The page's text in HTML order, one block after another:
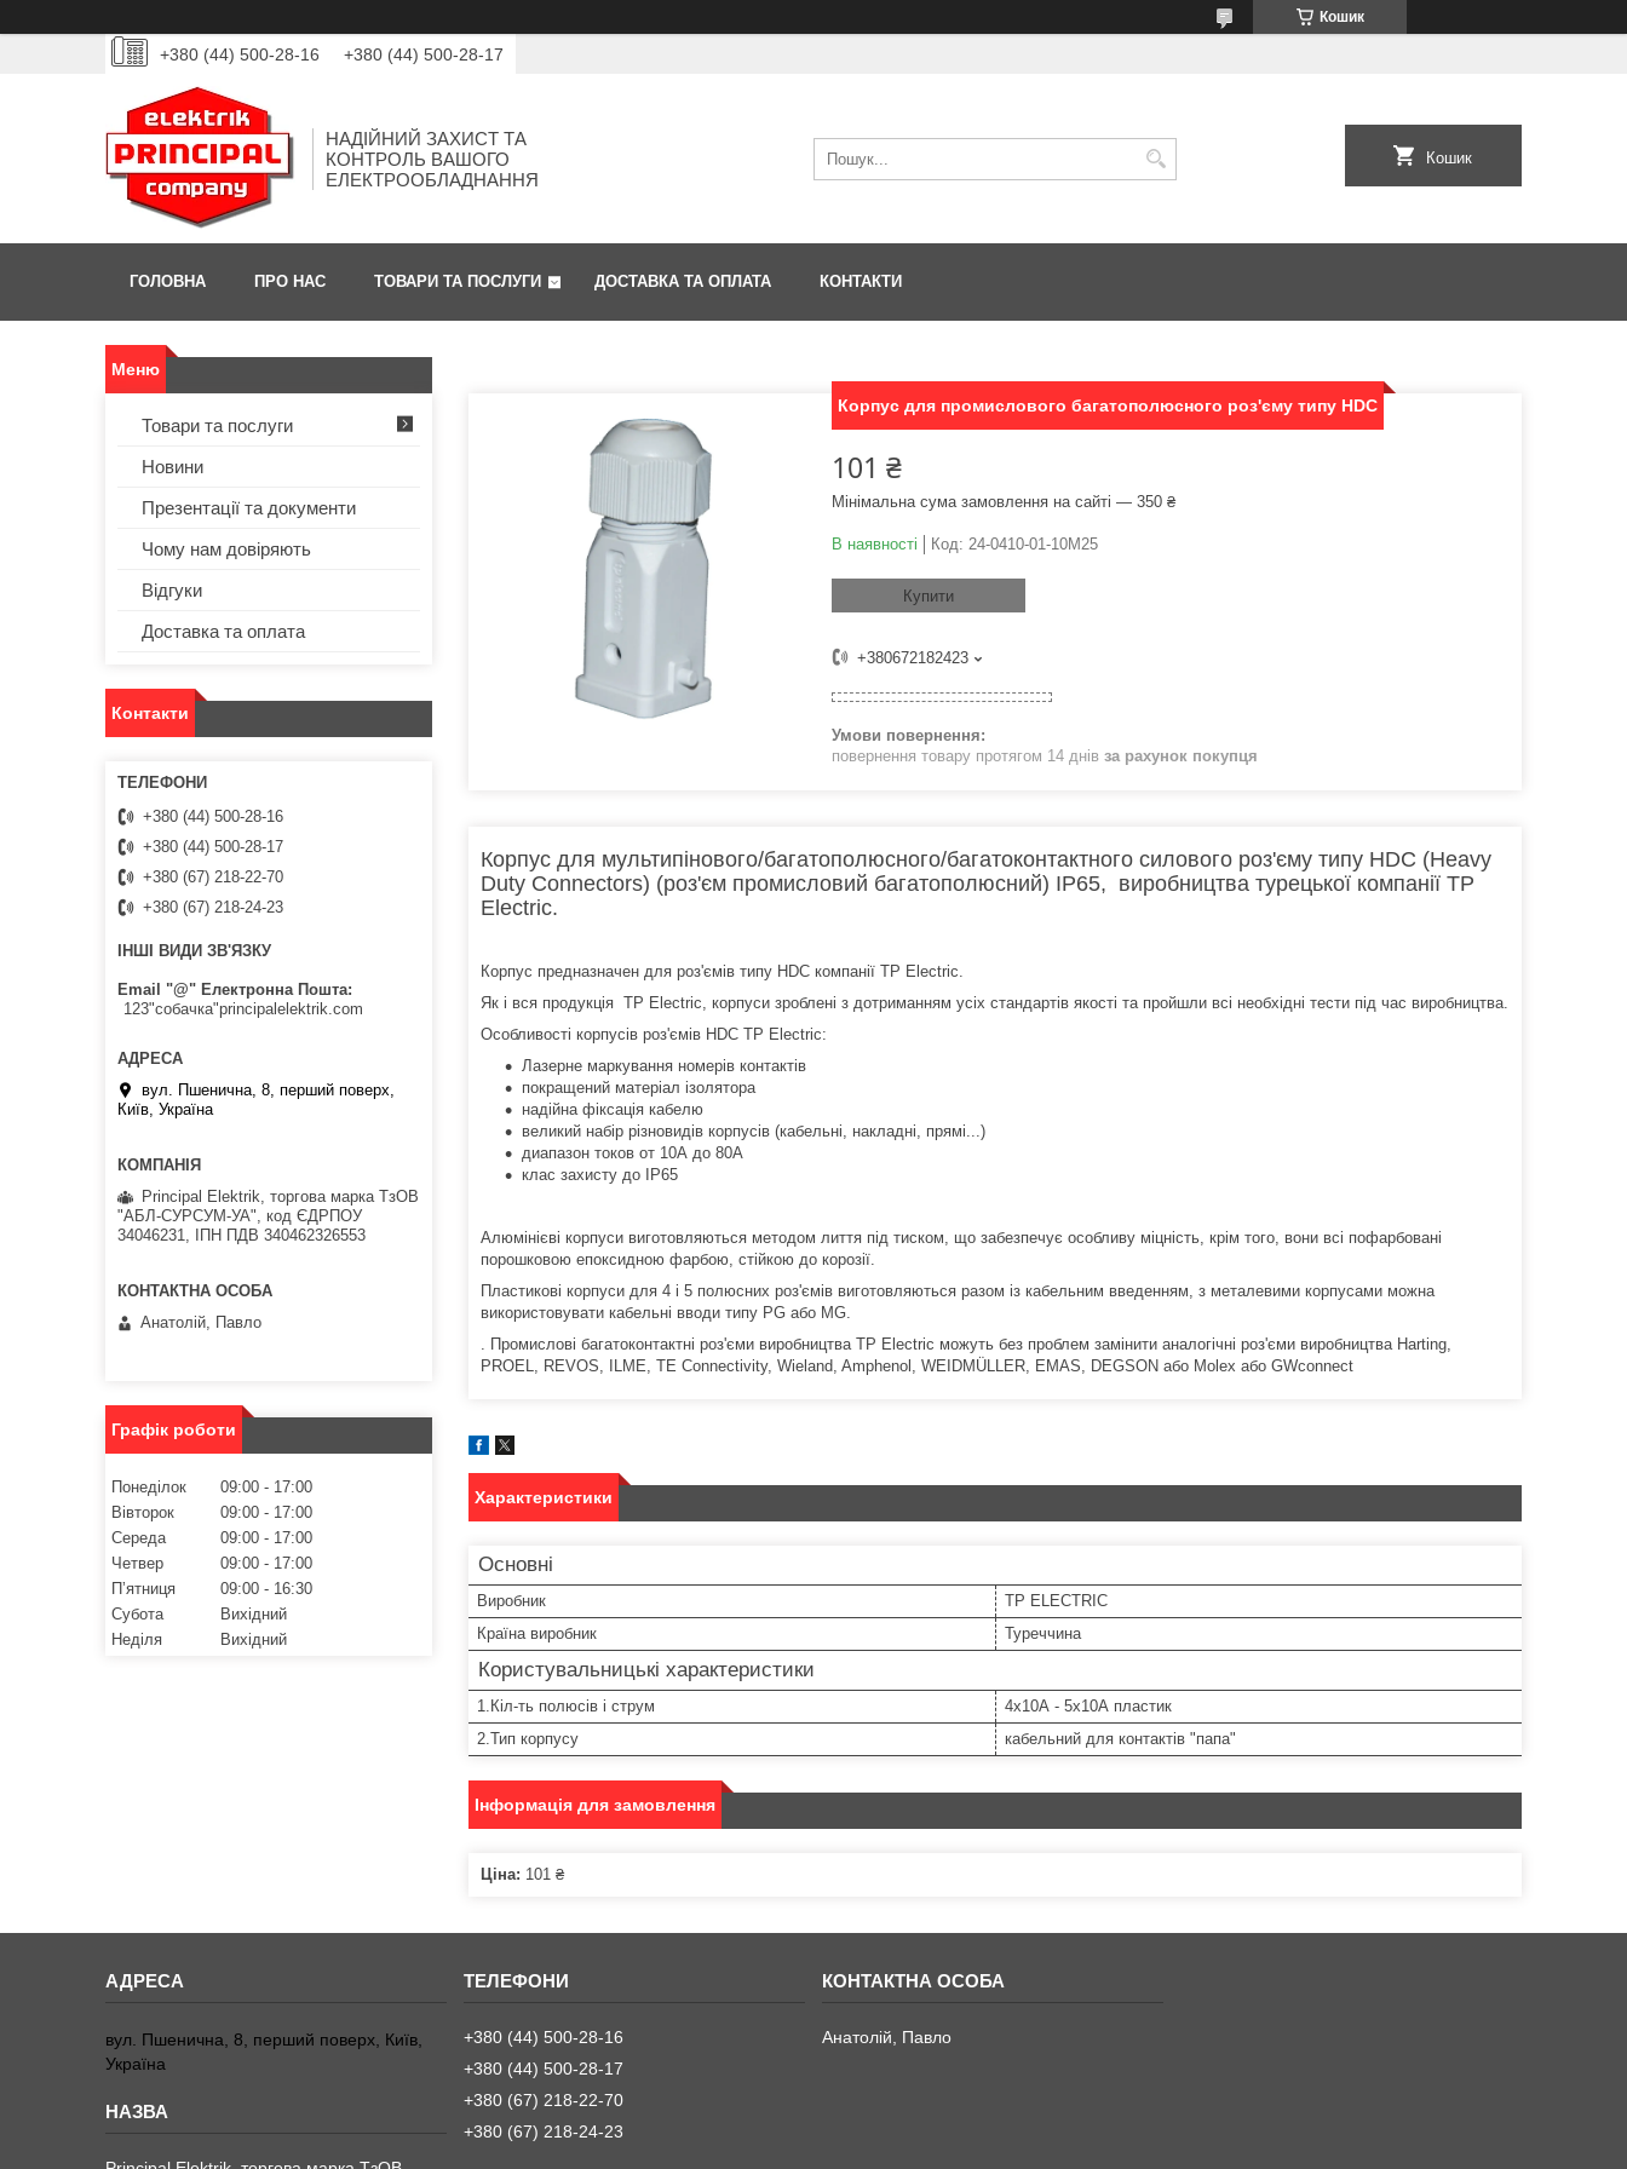
Кошик
+380 (44) 500-28-16 +380 (44) 500-28-17
НАДІЙНИЙ ЗАХИСТ ТА
КОНТРОЛЬ ВАШОГО
ЕЛЕКТРООБЛАДНАННЯ
Кошик
ГОЛОВНА ПРО НАС ТОВАРИ ТА ПОСЛУГИ ДОСТАВКА ТА ОПЛАТА КОНТАКТИ
Корпус для промислового багатополюсного роз'єму типу HDC
101 ₴
Мінімальна сума замовлення на сайті — 350 ₴
В наявності Код: 24-0410-01-10M25
Купити
+380672182423
повернення товару протягом 14 днів за рахунок покупця
Корпус для мультипінового/багатополюсного/багатоконтактного силового роз'єму типу HDC (Heavy
Duty Connectors) (роз'єм промисловий багатополюсний) IP65, виробництва турецької компанії TP
Electric.
Корпус предназначен для роз'ємів типу HDC компанії TP Electric.
Як і вся продукція TP Electric, корпуси зроблені з дотриманням усіх стандартів якості та пройшли всі необхідні тести під час виробництва.
Особливості корпусів роз'ємів HDC TP Electric:
Лазерне маркування номерів контактів
покращений матеріал ізолятора
надійна фіксація кабелю
великий набір різновидів корпусів (кабельні, накладні, прямі...)
диапазон токов от 10А до 80А
клас захисту до IP65
Алюмінієві корпуси виготовляються методом лиття під тиском, що забезпечує особливу міцність, крім того, вони всі пофарбовані
порошковою епоксидною фарбою, стійкою до корозії.
Пластикові корпуси для 4 і 5 полюсних роз'ємів виготовляються разом із кабельним введенням, з металевими корпусами можна
використовувати кабельні вводи типу PG або MG.
. Промислові багатоконтактні роз'єми виробництва TP Electric можуть без проблем замінити аналогічні роз'єми виробництва Harting,
PROEL, REVOS, ILME, TE Connectivity, Wieland, Amphenol, WEIDMÜLLER, EMAS, DEGSON або Molex або GWconnect
Характеристики
Основні
Виробник
TP ELECTRIC
Країна виробник
Туреччина
Користувальницькі характеристики
1.Кіл-ть полюсів і струм
4х10А - 5х10А пластик
2.Тип корпусу
кабельний для контактів "папа"
Інформація для замовлення
Ціна: 101 ₴
Товари та послуги
Новини
Презентації та документи
Чому нам довіряють
Відгуки
Доставка та оплата
Контакти
+380 (44) 500-28-16
+380 (44) 500-28-17
+380 (67) 218-22-70
+380 (67) 218-24-23
ІНШІ ВИДИ ЗВ'ЯЗКУ
Email "@" Електронна Пошта
123"собачка"principalelektrik.com
вул. Пшенична, 8, перший поверх,
Київ, Україна
Principal Elektrik, торгова марка ТзОВ
"АБЛ-СУРСУМ-УА", код ЄДРПОУ
34046231, ІПН ПДВ 340462326553
Анатолій, Павло
Графік роботи
Понеділок 09:00
17:00
Вівторок
09:00
17:00
Середа
09:00
17:00
Четвер
09:00
17:00
Пʼятниця
09:00
16:30
Субота
Вихідний
Неділя
Вихідний
вул. Пшенична, 8, перший поверх, Київ,
Україна
+380 (44) 500-28-16
+380 (44) 500-28-17
+380 (67) 218-22-70
+380 (67) 218-24-23
Анатолій, Павло